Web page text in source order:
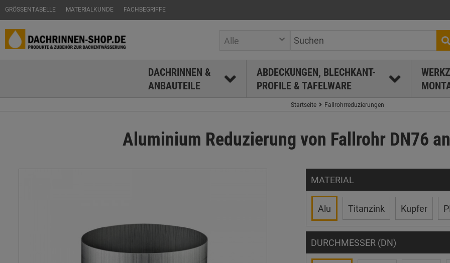
GRÖSSENTABELLE MATERIALKUNDE FACHBEGRIFFE
Alle
DACHRINNEN &
ANBAUTEILE
ABDECKUNGEN, BLECHKANT-
PROFILE & TAFELWARE
Startseite Fallrohrreduzierungen
Aluminium Reduzierung von Fallrohr DN76
MATERIAL
Alu Titanzink Kupfer
DURCHMESSER (DN)